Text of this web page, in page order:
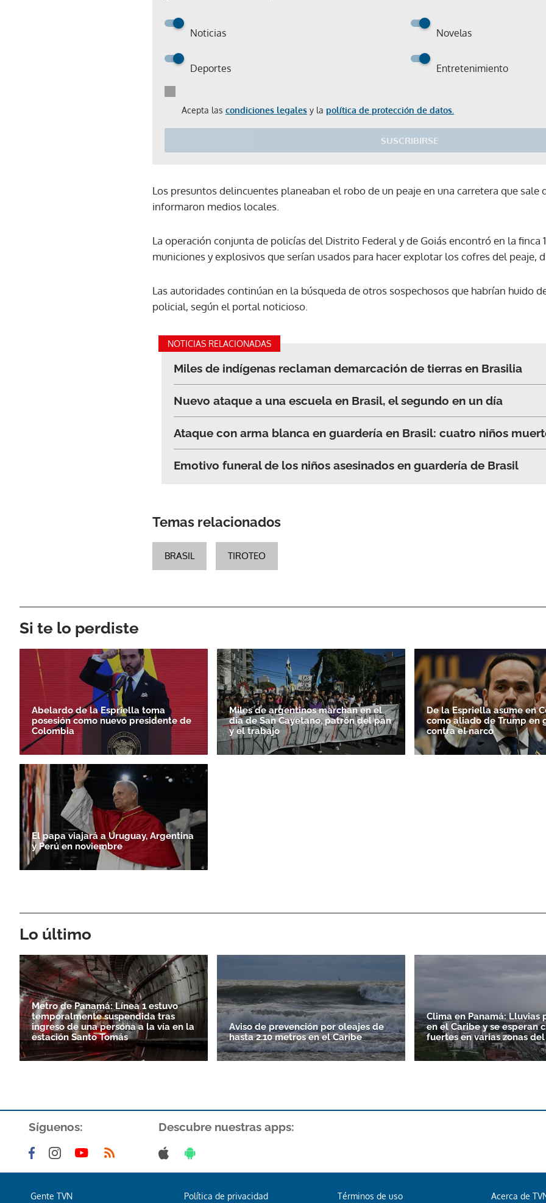
Noticias Novelas
Deportes Entretenimiento
Acepta las condiciones legales y la política de protección de datos.
SUSCRIBIRSE
ACEPTAR
Los presuntos delincuentes planeaban el robo de un peaje en una carretera que sale
informaron medios locales.
La operación conjunta de policías del Distrito Federal y de Goiás encontró en la finca
municiones y explosivos que serían usados para hacer explotar los cofres del peaje,
Las autoridades continúan en la búsqueda de otros sospechosos que habrían huido
policial, según el portal noticioso.
NOTICIAS RELACIONADAS
Miles de indígenas reclaman demarcación de tierras en Brasilia
Nuevo ataque a una escuela en Brasil, el segundo en un día
Ataque con arma blanca en guardería en Brasil: cuatro niños
Emotivo funeral de los niños asesinados en guardería de Brasil
Temas relacionados
BRASIL TIROTEO
Si te lo perdiste
Abelardo de la Espriella toma
posesión como nuevo presidente de
Colombia
Miles de argentinos marchan en el
día de San Cayetano, patrón del pan
y el trabajo
De la Espriella asume en
como aliado de Trump en
contra el narco
El papa viajará a Uruguay, Argentina
y Perú en noviembre
Lo último
Metro de Panamá: Línea 1 estuvo
temporalmente suspendida tras
ingreso de una persona a la vía en la
estación Santo Tomás
Aviso de prevención por oleajes de
hasta 2.10 metros en el Caribe
Clima en Panamá: Lluvias
en el Caribe y se esperan
fuertes en varias zonas
Síguenos: Descubre nuestras apps:
Gente TVN Política de privacidad Términos de uso Acerca de